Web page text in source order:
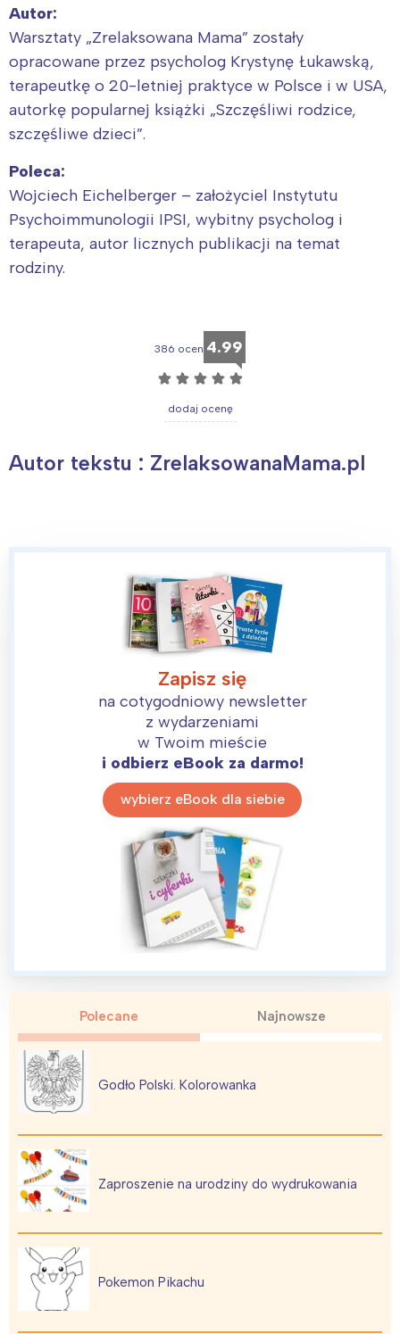
Autor:
Warsztaty „Zrelaksowana Mama” zostały
opracowane przez psycholog Krystynę Łukawską,
terapeutkę o 20-letniej praktyce w Polsce i w USA,
autorkę popularnej książki „Szczęśliwi rodzice,
szczęśliwe dzieci”.
Poleca:
Wojciech Eichelberger – założyciel Instytutu
Psychoimmunologii IPSI, wybitny psycholog i
terapeuta, autor licznych publikacji na temat
rodziny.
386 ocen 4.99
☆ ☆ ☆ ☆ ☆
dodaj ocenę
Autor tekstu : ZrelaksowanaMama.pl
Zapisz się
na cotygodniowy newsletter
z wydarzeniami
w Twoim mieście
i odbierz eBook za darmo!
wybierz eBook dla siebie
Polecane Najnowsze
Godło Polski. Kolorowanka
Zaproszenie na urodziny do wydrukowania
Pokemon Pikachu